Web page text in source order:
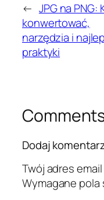
← JPG na PNG:
konwertować,
narzędzia i
praktyki
Dodaj
Twój adres
Wymagane